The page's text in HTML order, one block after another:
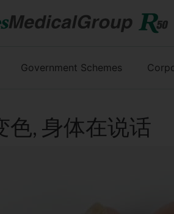
Government Schemes
色, 身体在说话